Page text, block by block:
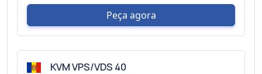
Peça agora
KVM VPS/VDS 40